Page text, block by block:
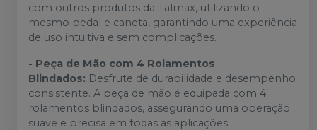
com outros produtos da Talmax, utilizando o
mesmo pedal e caneta, garantindo uma experiência
de uso intuitiva e sem complicações.
- Peça de Mão com 4 Rolamentos
Blindados: Desfrute de durabilidade e desempenho
consistente. A peça de mão é equipada com 4
rolamentos blindados, assegurando uma operação
suave e precisa em todas as aplicações.